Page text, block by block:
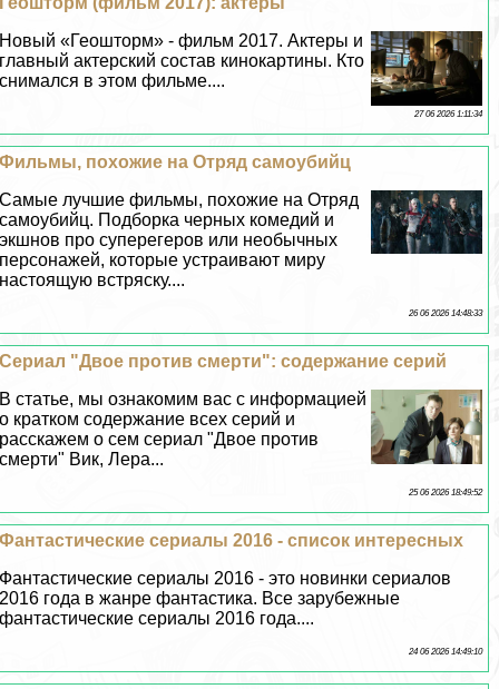
Новый «Геошторм» - фильм 2017. Актеры и
главный актерский состав кинокартины. Кто
снимался в этом фильме....
27 06 2026 1:11:34
Фильмы, похожие на Отряд самоубийц
Самые лучшие фильмы, похожие на Отряд
самоубийц. Подборка черных комедий и
экшнов про суперегеров или необычных
персонажей, которые устраивают миру
настоящую встряску....
26 06 2026 14:48:33
Сериал "Двое против cмepти": содержание серий
В статье, мы ознакомим вас с информацией
о кратком содержание всех серий и
расскажем о сем сериал "Двое против
cмepти" Вик, Лера...
25 06 2026 18:49:52
Фантастические сериалы 2016 - список интересных
Фантастические сериалы 2016 - это новинки сериалов
2016 года в жанре фантастика. Все зарубежные
фантастические сериалы 2016 года....
24 06 2026 14:49:10